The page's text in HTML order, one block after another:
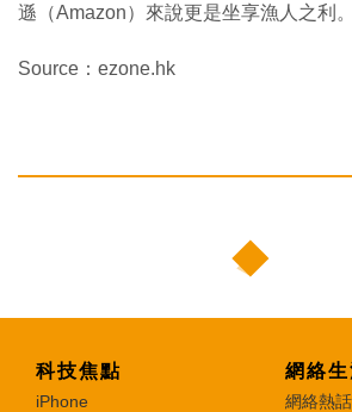
遜（Amazon）來說更是坐享漁人之利。
Source：ezone.hk
科技焦點
iPhone
網絡
網絡熱話